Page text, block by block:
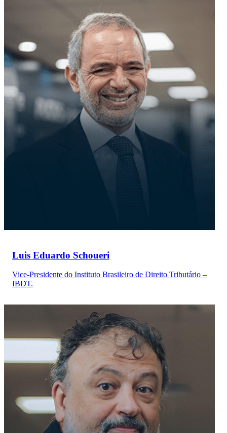
Luis Eduardo Schoueri
Vice-Presidente do Instituto Brasileiro de Direito Tributário –
IBDT.